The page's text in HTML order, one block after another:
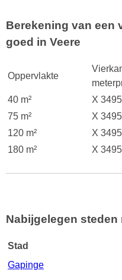
Berekening van een
goed in Veere
Oppervlakte
40 m²
X
75 m²
X
120 m²
X
180 m²
X
Nabijgelegen steden
Stad
Gapinge